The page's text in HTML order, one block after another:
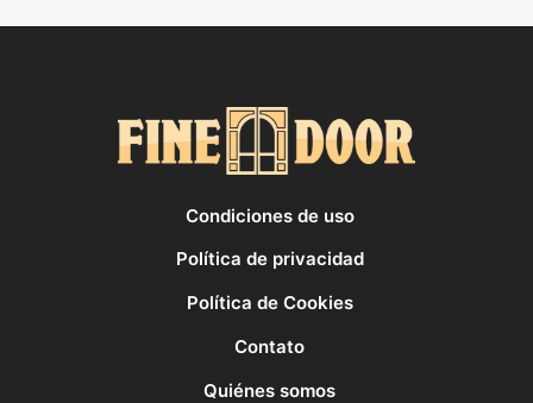
Condiciones de uso
Política de privacidad
Política de Cookies
Contato
Quiénes somos